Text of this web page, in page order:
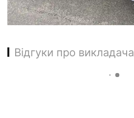
Відгуки про викладача